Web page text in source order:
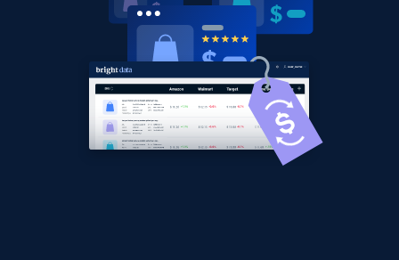
375+ Comece agora
Amazon products global dataset - Collects
products by best sellers category URL
Title, Seller name, Brand, Description, Initial
price, Currency, Availability, Reviews count, and